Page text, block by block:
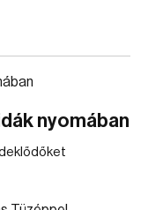
nyomában